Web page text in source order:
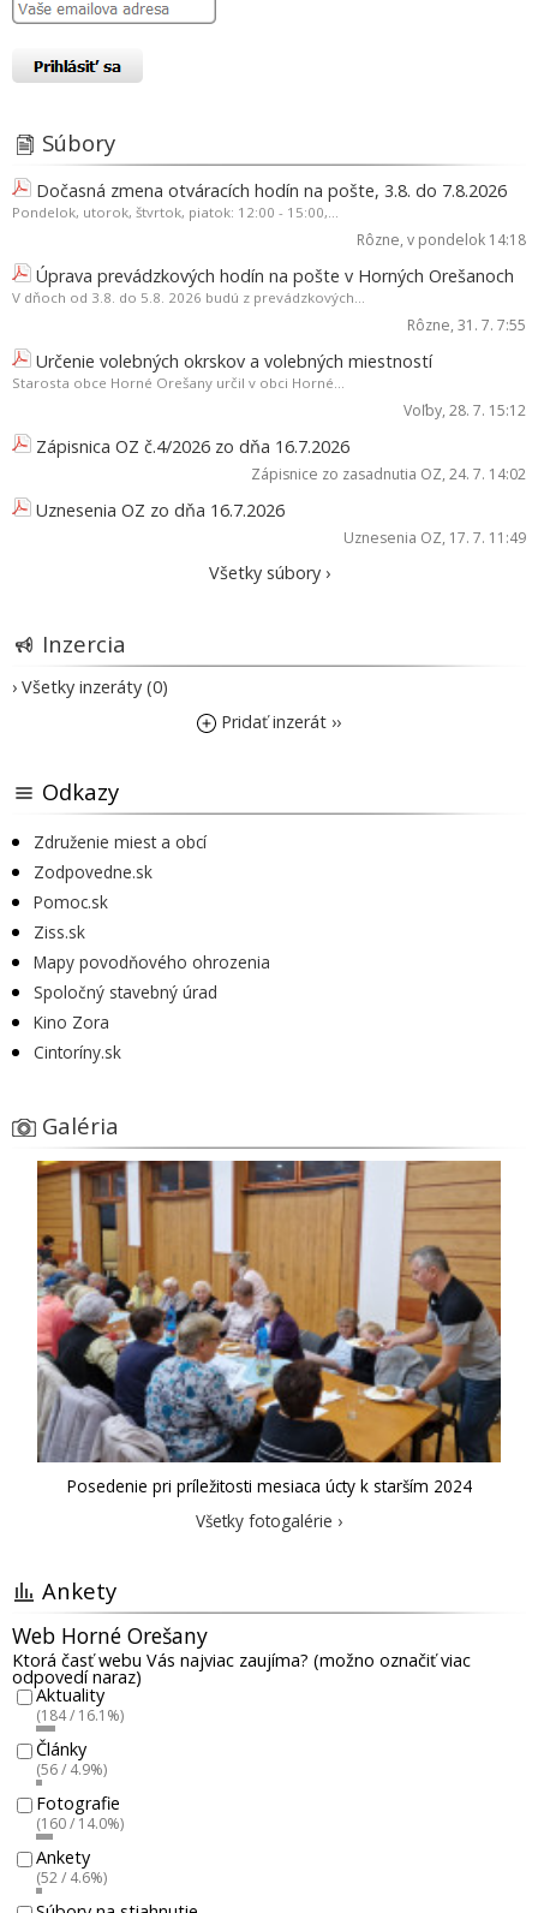
Súbory
Dočasná zmena otváracích hodín na pošte, 3.8. do 7.8.2026
Pondelok, utorok, štvrtok, piatok: 12:00 - 15:00,...
Rôzne, v pondelok 14:18
Úprava prevádzkových hodín na pošte v Horných Orešanoch
V dňoch od 3.8. do 5.8. 2026 budú z prevádzkových...
Rôzne, 31. 7. 7:55
Určenie volebných okrskov a volebných miestností
Starosta obce Horné Orešany určil v obci Horné...
Voľby, 28. 7. 15:12
Zápisnica OZ č.4/2026 zo dňa 16.7.2026
Zápisnice zo zasadnutia OZ, 24. 7. 14:02
Uznesenia OZ zo dňa 16.7.2026
Uznesenia OZ, 17. 7. 11:49
Všetky súbory ›
Inzercia
› Všetky inzeráty (0)
Pridať inzerát ››
Odkazy
Združenie miest a obcí
Zodpovedne.sk
Pomoc.sk
Ziss.sk
Mapy povodňového ohrozenia
Spoločný stavebný úrad
Kino Zora
Cintoríny.sk
Galéria
Posedenie pri príležitosti mesiaca úcty k starším 2024
Všetky fotogalérie ›
Ankety
Web Horné Orešany
Ktorá časť webu Vás najviac zaujíma? (možno označiť viac
odpovedí naraz)
Aktuality
(184 / 16.1%)
Články
(56 / 4.9%)
Fotografie
(160 / 14.0%)
Ankety
(52 / 4.6%)